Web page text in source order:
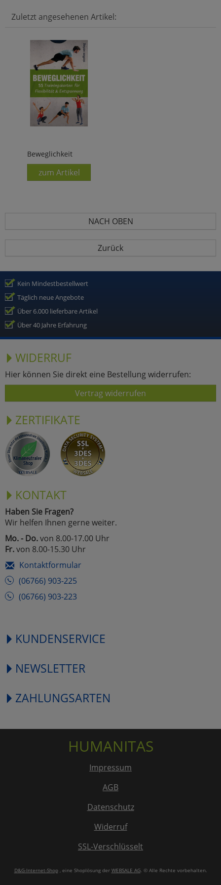
Zuletzt angesehenen Artikel:
Beweglichkeit
zum Artikel
NACH OBEN
Zurück
Kein Mindestbestellwert
Täglich neue Angebote
Über 6.000 lieferbare Artikel
Über 40 Jahre Erfahrung
WIDERRUF
Hier können Sie direkt eine Bestellung widerrufen:
Vertrag widerrufen
ZERTIFIKATE
KONTAKT
Haben Sie Fragen?
Wir helfen Ihnen gerne weiter.
Mo. - Do.von 8.00-17.00 Uhr
Fr.von 8.00-15.30 Uhr
Kontaktformular
(06766) 903-225
(06766) 903-223
KUNDENSERVICE
NEWSLETTER
ZAHLUNGSARTEN
HUMANITAS
Impressum
AGB
Datenschutz
Widerruf
SSL-Verschlüsselt
D&G-Internet-Shop, eine Shoplösung der WEBSALE AG. © Alle Rechte vorbehalten.